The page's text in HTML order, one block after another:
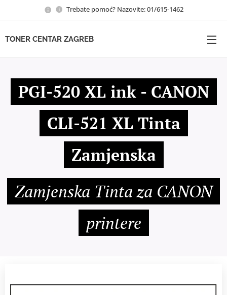
Trebate pomoć? Nazovite: 01/615-1462
TONER CENTAR ZAGREB
PGI-520 XL ink - CANON
CLI-521 XL Tinta
Zamjenska
Zamjenska Tinta za CANON
printere